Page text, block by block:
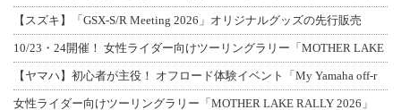
【スズキ】「GSX-S/R Meeting 2026」オリジナルグッズの先行販売
10/23・24開催！ 女性ライダー向けツーリングラリー「MOTHER LAKE
【ヤマハ】初心者が主役！ オフロード体験イベント「My Yamaha off-r
女性ライダー向けツーリングラリー「MOTHER LAKE RALLY 2026」